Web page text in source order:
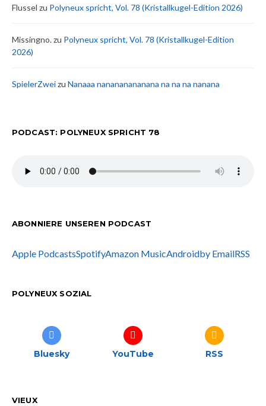
Flussel zu Polyneux spricht, Vol. 78 (Kristallkugel-Edition 2026)
Missingno.zu Polyneux spricht, Vol. 78 (Kristallkugel-Edition
2026)
SpielerZweizu Nanaaa nanananananana na na na nanana
PODCAST: POLYNEUX SPRICHT 78
ABONNIERE UNSEREN PODCAST
Apple PodcastsSpotifyAmazon MusicAndroidby EmailRSS
POLYNEUX SOZIAL
Bluesky YouTube RSS
VIEUX